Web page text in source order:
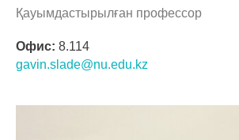
Қауымдастырылған профессор
Офис: 8.114
gavin.slade@nu.edu.kz